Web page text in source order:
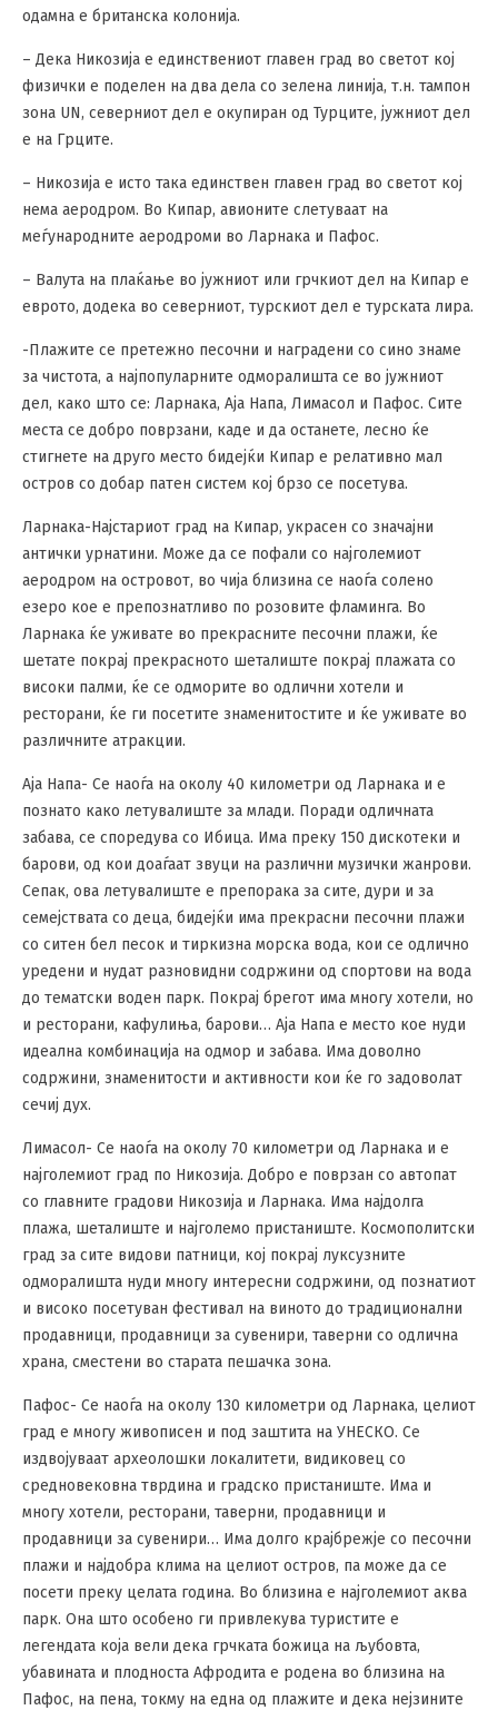
одамна е британска колонија.
– Дека Никозија е единствениот главен град во светот кој
физички е поделен на два дела со зелена линија, т.н. тампон
зона UN, северниот дел е окупиран од Турците, јужниот дел
е на Грците.
– Никозија е исто така единствен главен град во светот кој
нема аеродром. Во Кипар, авионите слетуваат на
меѓународните аеродроми во Ларнака и Пафос.
– Валута на плаќање во јужниот или грчкиот дел на Кипар е
еврото, додека во северниот, турскиот дел е турската лира.
-Плажите се претежно песочни и наградени со сино знаме
за чистота, а најпопуларните одморалишта се во јужниот
дел, како што се: Ларнака, Аја Напа, Лимасол и Пафос. Сите
места се добро поврзани, каде и да останете, лесно ќе
стигнете на друго место бидејќи Кипар е релативно мал
остров со добар патен систем кој брзо се посетува.
Ларнака-Најстариот град на Кипар, украсен со значајни
антички урнатини. Може да се пофали со најголемиот
аеродром на островот, во чија близина се наоѓа солено
езеро кое е препознатливо по розовите фламинга. Во
Ларнака ќе уживате во прекрасните песочни плажи, ќе
шетате покрај прекрасното шеталиште покрај плажата со
високи палми, ќе се одморите во одлични хотели и
ресторани, ќе ги посетите знаменитостите и ќе уживате во
различните атракции.
Аја Напа- Се наоѓа на околу 40 километри од Ларнака и е
познато како летувалиште за млади. Поради одличната
забава, се споредува со Ибица. Има преку 150 дискотеки и
барови, од кои доаѓаат звуци на различни музички жанрови.
Сепак, ова летувалиште е препорака за сите, дури и за
семејствата со деца, бидејќи има прекрасни песочни плажи
со ситен бел песок и тиркизна морска вода, кои се одлично
уредени и нудат разновидни содржини од спортови на вода
до тематски воден парк. Покрај брегот има многу хотели, но
и ресторани, кафулиња, барови… Аја Напа е место кое нуди
идеална комбинација на одмор и забава. Има доволно
содржини, знаменитости и активности кои ќе го задоволат
сечиј дух.
Лимасол- Се наоѓа на околу 70 километри од Ларнака и е
најголемиот град по Никозија. Добро е поврзан со автопат
со главните градови Никозија и Ларнака. Има најдолга
плажа, шеталиште и најголемо пристаниште. Космополитски
град за сите видови патници, кој покрај луксузните
одморалишта нуди многу интересни содржини, од познатиот
и високо посетуван фестивал на виното до традиционални
продавници, продавници за сувенири, таверни со одлична
храна, сместени во старата пешачка зона.
Пафос- Се наоѓа на околу 130 километри од Ларнака, целиот
град е многу живописен и под заштита на УНЕСКО. Се
издвојуваат археолошки локалитети, видиковец со
средновековна тврдина и градско пристаниште. Има и
многу хотели, ресторани, таверни, продавници и
продавници за сувенири… Има долго крајбрежје со песочни
плажи и најдобра клима на целиот остров, па може да се
посети преку целата година. Во близина е најголемиот аква
парк. Она што особено ги привлекува туристите е
легендата која вели дека грчката божица на љубовта,
убавината и плодноста Афродита е родена во близина на
Пафос, на пена, токму на една од плажите и дека нејзините